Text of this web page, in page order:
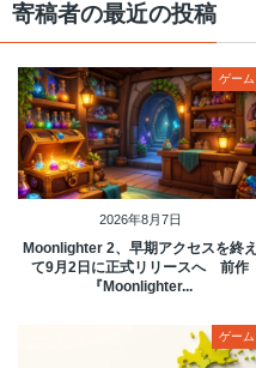
寄稿者の最近の投稿
2026年8月7日
ゲーム
Moonlighter 2、早期アクセスを終え
て9月2日に正式リリースへ 前作
『Moonlighter...
ゲーム